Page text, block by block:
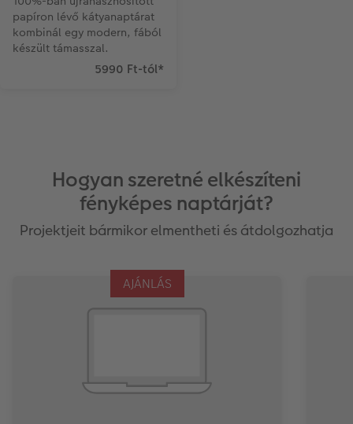
papíron lévő kátyanaptárat
kombinál egy modern, fából
készült támasszal.
5990 Ft-tól*
Hogyan szeretné elkészíteni
fényképes naptárját?
Projektjeit bármikor elmentheti és átdolgozhatja
AJÁNLÁS